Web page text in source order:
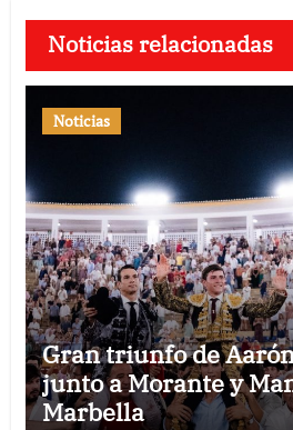
Noticias relacionadas
Noticias
Gran triunfo de
junto a Morante y
Marbella